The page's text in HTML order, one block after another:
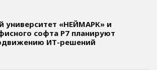
университет «НЕЙМАРК» и
софта P7 планируют
ИТ-решений